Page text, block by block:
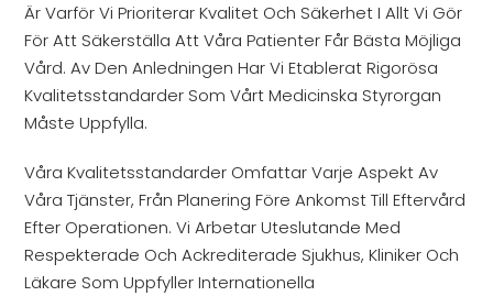
Är Varför Vi Prioriterar Kvalitet Och Säkerhet I Allt Vi Gör
För Att Säkerställa Att Våra Patienter Får Bästa Möjliga
Vård. Av Den Anledningen Har Vi Etablerat Rigorösa
Kvalitetsstandarder Som Vårt Medicinska Styrorgan
Måste Uppfylla.
Våra Kvalitetsstandarder Omfattar Varje Aspekt Av
Våra Tjänster, Från Planering Före Ankomst Till Eftervård
Efter Operationen. Vi Arbetar Uteslutande Med
Respekterade Och Ackrediterade Sjukhus, Kliniker Och
Läkare Som Uppfyller Internationella